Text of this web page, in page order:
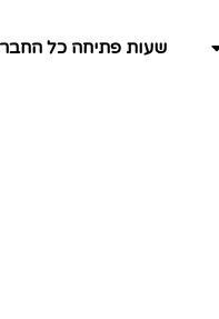
שעות פתיחה כל